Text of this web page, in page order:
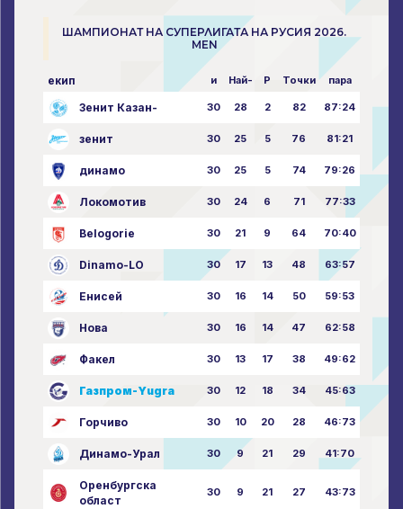
ШАМПИОНАТ НА СУПЕРЛИГАТА НА РУСИЯ 2026.
MEN
екип и Най- P Точки пара
Зенит Казан- 30 28 2 82 87:24
зенит 30 25 5 76 81:21
динамо 30 25 5 74 79:26
Локомотив 30 24 6 71 77:33
Belogorie 30 21 9 64 70:40
Dinamo-LO 30 17 13 48 63:57
Енисей 30 16 14 50 59:53
Нова 30 16 14 47 62:58
Факел 30 13 17 38 49:62
Газпром-Yugra 30 12 18 34 45:63
Горчиво 30 10 20 28 46:73
Динамо-Урал 30 9 21 29 41:70
Оренбургска
област
30 9 21 27 43:73